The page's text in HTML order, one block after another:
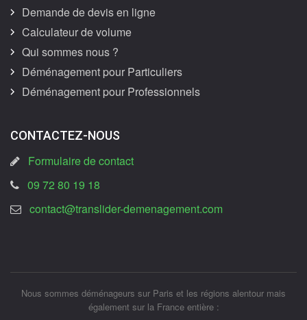
Demande de devis en ligne
Calculateur de volume
Qui sommes nous ?
Déménagement pour Particuliers
Déménagement pour Professionnels
CONTACTEZ-NOUS
Formulaire de contact
09 72 80 19 18
contact@translider-demenagement.com
Nous sommes déménageurs sur Paris et les régions alentour mais
également sur la France entière :